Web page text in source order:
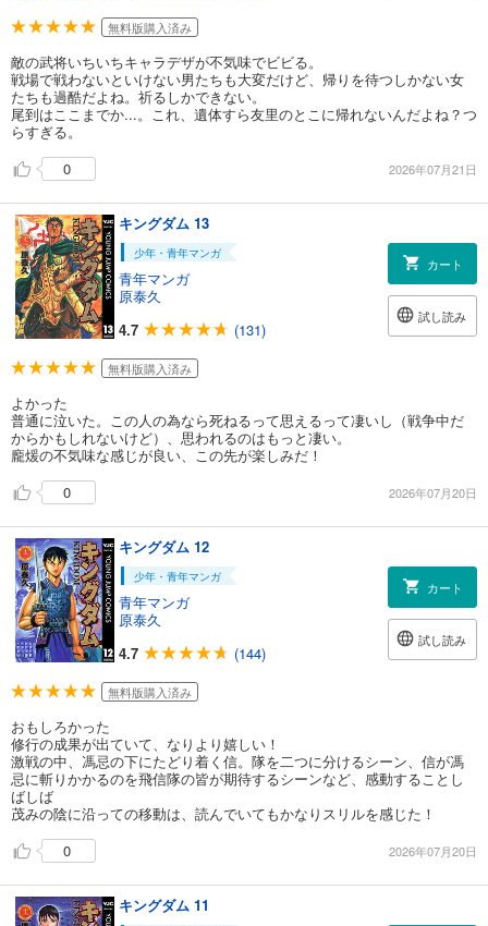
無料版購入済み
敵の武将いちいちキャラデザが不気味でビビる。
戦場で戦わないといけない男たちも大変だけど、帰りを待つしかない女
たちも過酷だよね。祈るしかできない。
尾到はここまでか...。これ、遺体すら友里のとこに帰れないんだよね？つ
らすぎる。
0
2026年07月21日
キングダム 13
少年・青年マンガ
青年マンガ
原泰久
4.7
(131)
カート
試し読み
無料版購入済み
よかった
普通に泣いた。この人の為なら死ねるって思えるって凄いし（戦争中だ
からかもしれないけど）、思われるのはもっと凄い。
龐煖の不気味な感じが良い、この先が楽しみだ！
0
2026年07月20日
キングダム 12
少年・青年マンガ
青年マンガ
原泰久
4.7
(144)
カート
試し読み
無料版購入済み
おもしろかった
修行の成果が出ていて、なりより嬉しい！
激戦の中、馮忌の下にたどり着く信。隊を二つに分けるシーン、信が馮
忌に斬りかかるのを飛信隊の皆が期待するシーンなど、感動することし
ばしば
茂みの陰に沿っての移動は、読んでいてもかなりスリルを感じた！
0
2026年07月20日
キングダム 11